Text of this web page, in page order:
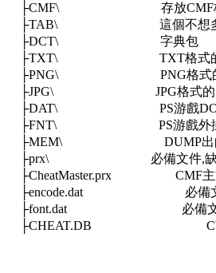
├CMF\ 存放CMF格式
├TAB\ 這個不想多說了
├DCT\ 字典包
├TXT\ TXT格式的
├PNG\ PNG格式的
├JPG\ JPG格式的
├DAT\ PS游戲
├FNT\ PS游戲外掛
├MEM\ DUMP出的內
├prx\ 必備文件,缺少一
├CheatMaster.prx CMF主
├encode.dat 必備文件,
├font.dat 必備文件,無
├CHEAT.DB CW官